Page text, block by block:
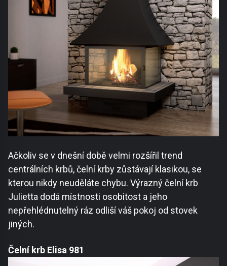
Ačkoliv se v dnešní době velmi rozšířil trend
centrálních krbů, čelní krby zůstávají klasikou, se
kterou nikdy neuděláte chybu. Výrazný čelní krb
Julietta dodá místnosti osobitost a jeho
nepřehlédnutelný ráz odliší váš pokoj od stovek
jiných.
Čelní krb Elisa 981